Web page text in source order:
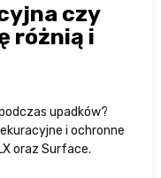
czy
różnią i
upadków?
i ochronne
oraz Surface.